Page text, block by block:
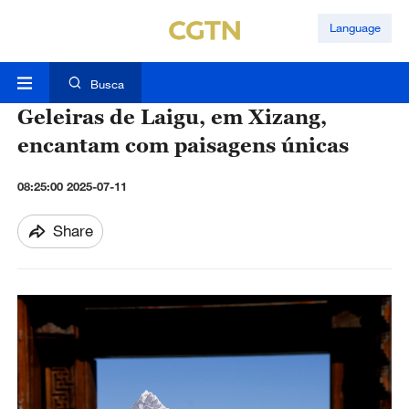
Language
Busca
Geleiras de Laigu, em Xizang,
encantam com paisagens únicas
08:25:00 2025-07-11
Share